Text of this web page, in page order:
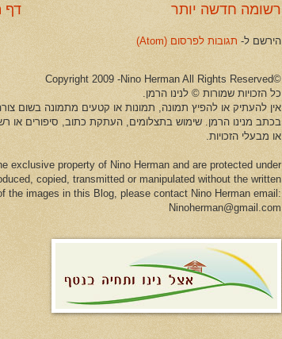
רשומה חדשה יותר דף
הירשם ל- תגובות לפרסום (Atom)
©Copyright 2009 -Nino Herman All Rights Reserved
כל הזכויות שמורות © לנינו הרמן.
אין להעתיק או להפיץ תמונה, תמונות או קטעים מתמונה בשום
בכתב מנינו הרמן. שימוש בתצלומים, העתקת כתוב, סיפורים או
או מבעלי הזכויות.
exclusive property of Nino Herman and are protected under
copied, transmitted or manipulated without the written
the images in this Blog, please contact Nino Herman email:
Ninoherman@gmail.com